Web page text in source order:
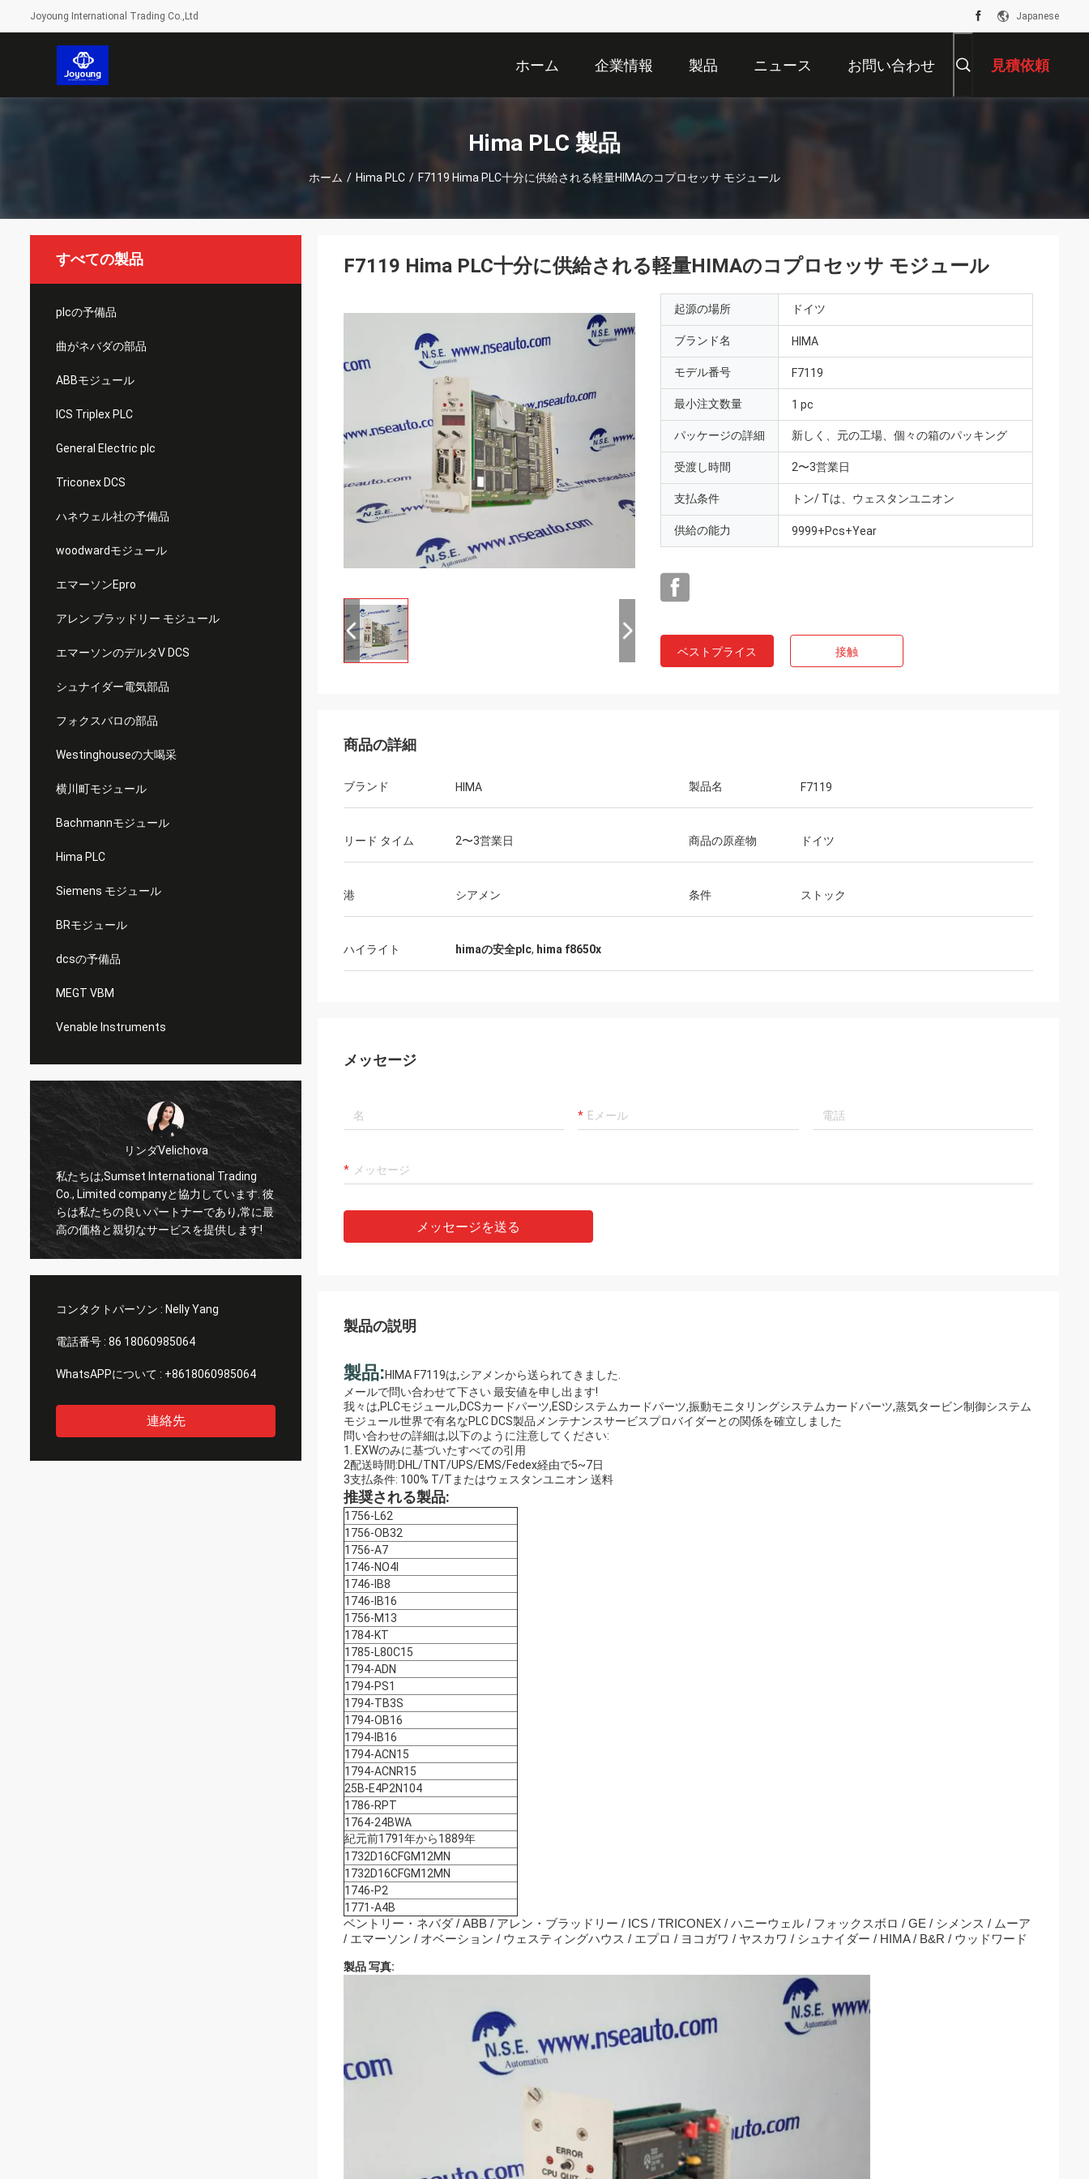
Joyoung International Trading Co.,Ltd Japanese
ホーム 企業情報 製品 ニュース お問い合わせ 見積依頼
Hima PLC 製品
ホーム / Hima PLC / F7119 Hima PLC十分に供給される軽量HIMAのコプロセッサ モジュール
すべての製品
plcの予備品
曲がネバダの部品
ABBモジュール
ICS Triplex PLC
General Electric plc
Triconex DCS
ハネウェル社の予備品
woodwardモジュール
エマーソンEpro
アレン ブラッドリー モジュール
エマーソンのデルタV DCS
シュナイダー電気部品
フォクスバロの部品
Westinghouseの大喝采
横川町モジュール
Bachmannモジュール
Hima PLC
Siemens モジュール
BRモジュール
dcsの予備品
MEGT VBM
Venable Instruments
リンダVelichova
私たちは,Sumset International Trading
Co., Limited companyと協力しています. 彼
らは私たちの良いパートナーであり,常に最
高の価格と親切なサービスを提供します!
サムセット国際貿易株式会社,有限会社は信
品を輸入します. 良い品質の製品とタイム
リーなサービスを受け取り,それは私たちの
長い協力者になります!
コンタクトパーソン : Nelly Yang
電話番号 : 86 18060985064
WhatsAPPについて : +8618060985064
連絡先
F7119 Hima PLC十分に供給される軽量HIMAのコプロセッサ モジュール
起源の場所 ドイツ
ブランド名 HIMA
モデル番号 F7119
最小注文数量 1 pc
パッケージの詳細 新しく、元の工場、個々の箱のパッキング
受渡し時間 2〜3営業日
支払条件 トン/ Tは、ウェスタンユニオン
供給の能力 9999+Pcs+Year
ベストプライス 接触
商品の詳細
ブランド HIMA 製品名 F7119
リード タイム 2〜3営業日 商品の原産物 ドイツ
港 シアメン 条件 ストック
ハイライト himaの安全plc, hima f8650x
メッセージ
メッセージを送る
製品の説明
製品:HIMA F7119は,シアメンから送られてきました.
メールで問い合わせて下さい 最安値を申し出ます!
我々は,PLCモジュール,DCSカードパーツ,ESDシステムカードパーツ,振動モニタリングシステムカードパーツ,蒸気タービン制御システム
モジュール世界で有名なPLC DCS製品メンテナンスサービスプロバイダーとの関係を確立しました
問い合わせの詳細は,以下のように注意してください:
1. EXWのみに基づいたすべての引用
2配送時間:DHL/TNT/UPS/EMS/Fedex経由で5~7日
3支払条件: 100% T/Tまたはウェスタンユニオン 送料
推奨される製品:
1756-L62
1756-OB32
1756-A7
1746-NO4I
1746-IB8
1746-IB16
1756-M13
1784-KT
1785-L80C15
1794-ADN
1794-PS1
1794-TB3S
1794-OB16
1794-IB16
1794-ACN15
1794-ACNR15
25B-E4P2N104
1786-RPT
1764-24BWA
紀元前1791年から1889年
1732D16CFGM12MN
1732D16CFGM12MN
1746-P2
1771-A4B
ベントリー・ネバダ / ABB / アレン・ブラッドリー / ICS / TRICONEX / ハニーウェル / フォックスボロ / GE / シメンス / ムーア
/ エマーソン / オベーション / ウェスティングハウス / エプロ / ヨコガワ / ヤスカワ / シュナイダー / HIMA / B&R / ウッドワード
製品 写真: